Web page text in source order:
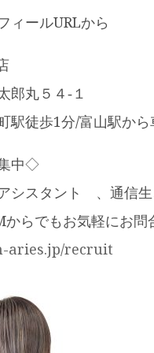
ィールURLから
郎丸５４‐１
駅徒歩1分/富山駅から
中◇
シスタント 、通信
からでもお気軽にお問
aries.jp/recruit